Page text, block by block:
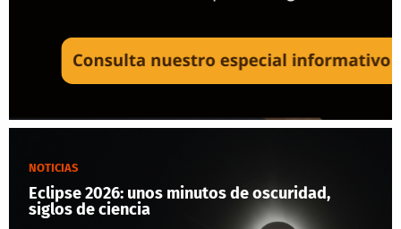
NOTICIAS
Eclipse 2026: unos minutos de oscuridad,
siglos de ciencia